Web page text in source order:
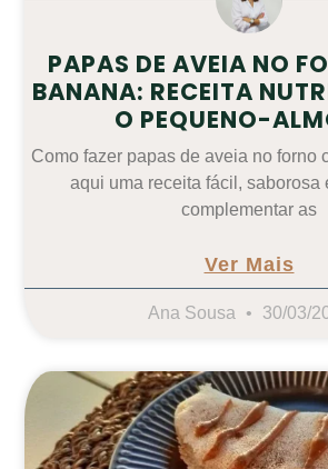
PAPAS DE AVEIA NO
BANANA: RECEITA
O PEQUENO-
Como fazer papas de aveia no forno
aqui uma receita fácil, saborosa
complementar as
Ver Mais
Ana Sousa 30/03/